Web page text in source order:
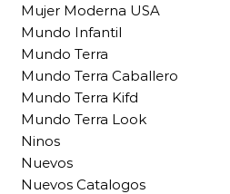
Mujer Moderna USA
Mundo Infantil
Mundo Terra
Mundo Terra Caballero
Mundo Terra Kifd
Mundo Terra Look
Ninos
Nuevos
Nuevos Catalogos